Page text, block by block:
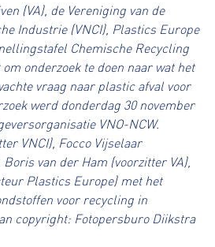
(VA), de Vereniging van de
Industrie (VNCI), Plastics Europe
Chemische Recycling
onderzoek te doen naar wat het
vraag naar plastic afval voor
werd donderdag 30 november
VNO-NCW.
VNCI), Focco Vijselaar
van der Ham (voorzitter VA),
Plastics Europe) met het
voor recycling in
copyright: Fotopersburo Diikstra